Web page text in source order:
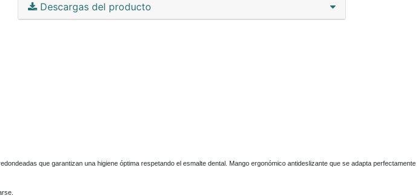
Descargas del producto
que garantizan una higiene óptima respetando el esmalte dental. Mango ergonómico antideslizante que se adapta perfectamente